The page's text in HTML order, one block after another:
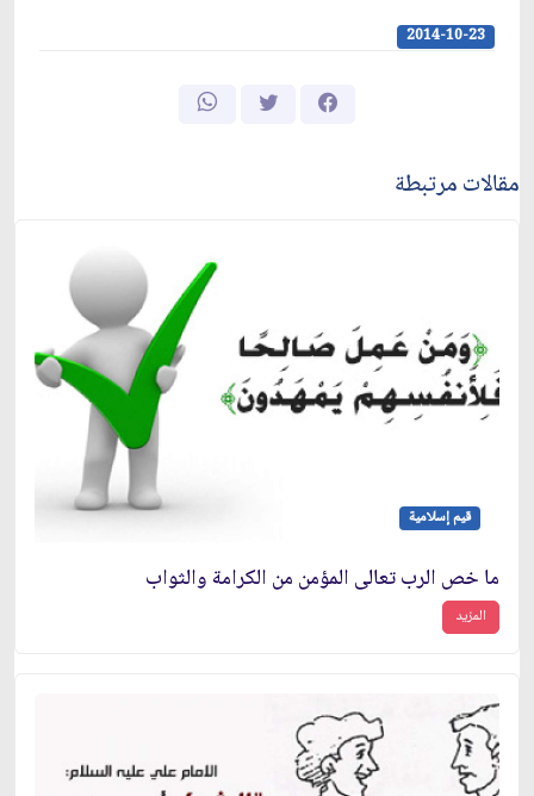
2014-10-23
مقالات مرتبطة
قيم إسلامية
ما خص الرب تعالى المؤمن من الكرامة والثواب
المزيد